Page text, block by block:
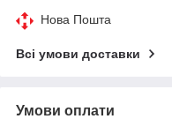
Нова Пошта
Всі умови доставки
Умови оплати